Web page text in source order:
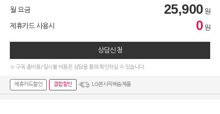
월 요금 25,900 원
제휴카드 사용시 0 원
상담신청
※ 구독 총비용/일시불 비용은 상담을 통해 확인하실 수 있습니다.
제휴카드할인 결합할인 LG본사직배송제품